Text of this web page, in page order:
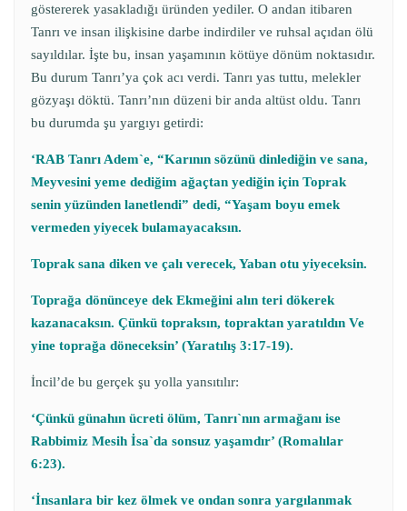
göstererek yasakladığı üründen yediler. O andan itibaren
Tanrı ve insan ilişkisine darbe indirdiler ve ruhsal açıdan ölü
sayıldılar. İşte bu, insan yaşamının kötüye dönüm noktasıdır.
Bu durum Tanrı’ya çok acı verdi. Tanrı yas tuttu, melekler
gözyaşı döktü. Tanrı’nın düzeni bir anda altüst oldu. Tanrı
bu durumda şu yargıyı getirdi:
‘RAB Tanrı Adem`e, “Karının sözünü dinlediğin ve sana,
Meyvesini yeme dediğim ağaçtan yediğin için Toprak
senin yüzünden lanetlendi” dedi, “Yaşam boyu emek
vermeden yiyecek bulamayacaksın.
Toprak sana diken ve çalı verecek, Yaban otu yiyeceksin.
Toprağa dönünceye dek Ekmeğini alın teri dökerek
kazanacaksın. Çünkü topraksın, topraktan yaratıldın Ve
yine toprağa döneceksin’ (Yaratılış 3:17-19).
İncil’de bu gerçek şu yolla yansıtılır:
‘Çünkü günahın ücreti ölüm, Tanrı`nın armağanı ise
Rabbimiz Mesih İsa`da sonsuz yaşamdır’ (Romalılar
6:23).
‘İnsanlara bir kez ölmek ve ondan sonra yargılanmak